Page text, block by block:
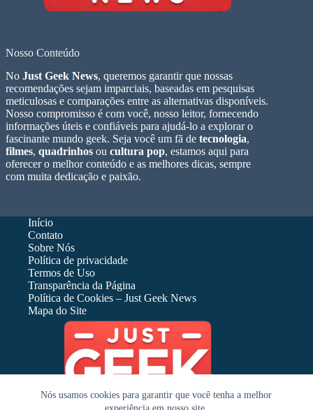
Nós usamos cookies para garantir que você tenha a melhor
Nosso Conteúdo
No Just Geek News, queremos garantir que nossas
recomendações sejam imparciais, baseadas em pesquisas
meticulosas e comparações entre as alternativas disponíveis.
Nosso compromisso é com você, nosso leitor, fornecendo
informações úteis e confiáveis para ajudá-lo a explorar o
fascinante mundo geek. Seja você um fã de tecnologia,
filmes, quadrinhos ou cultura pop, estamos aqui para
oferecer o melhor conteúdo e as melhores dicas, sempre
com muita dedicação e paixão.
Início
Contato
Sobre Nós
Política de privacidade
Termos de Uso
Transparência da Página
Política de Cookies – Just Geek News
Mapa do Site